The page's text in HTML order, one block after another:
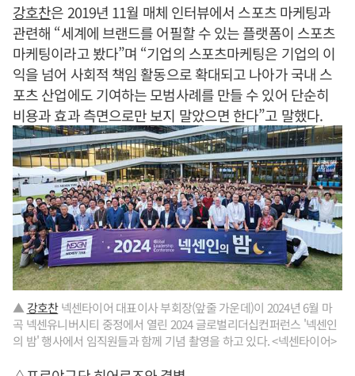
강호찬은 2019년 11월 매체 인터뷰에서 스포츠 마케팅과
관련해 “세계에 브랜드를 어필할 수 있는 플랫폼이 스포츠
마케팅이라고 봤다”며 “기업의 스포츠마케팅은 기업의 이
익을 넘어 사회적 책임 활동으로 확대되고 나아가 국내 스
포츠 산업에도 기여하는 모범사례를 만들 수 있어 단순히
비용과 효과 측면으로만 보지 말았으면 한다”고 말했다.
▲ 강호찬넥센타이어 대표이사 부회장(앞줄 가운데)이 2024년 6월 마
곡 넥센유니버시티 중정에서 열린 2024 글로벌리더십컨퍼런스 '넥센인
의 밤' 행사에서 임직원들과 함께 기념 촬영을 하고 있다. <넥센타이어>